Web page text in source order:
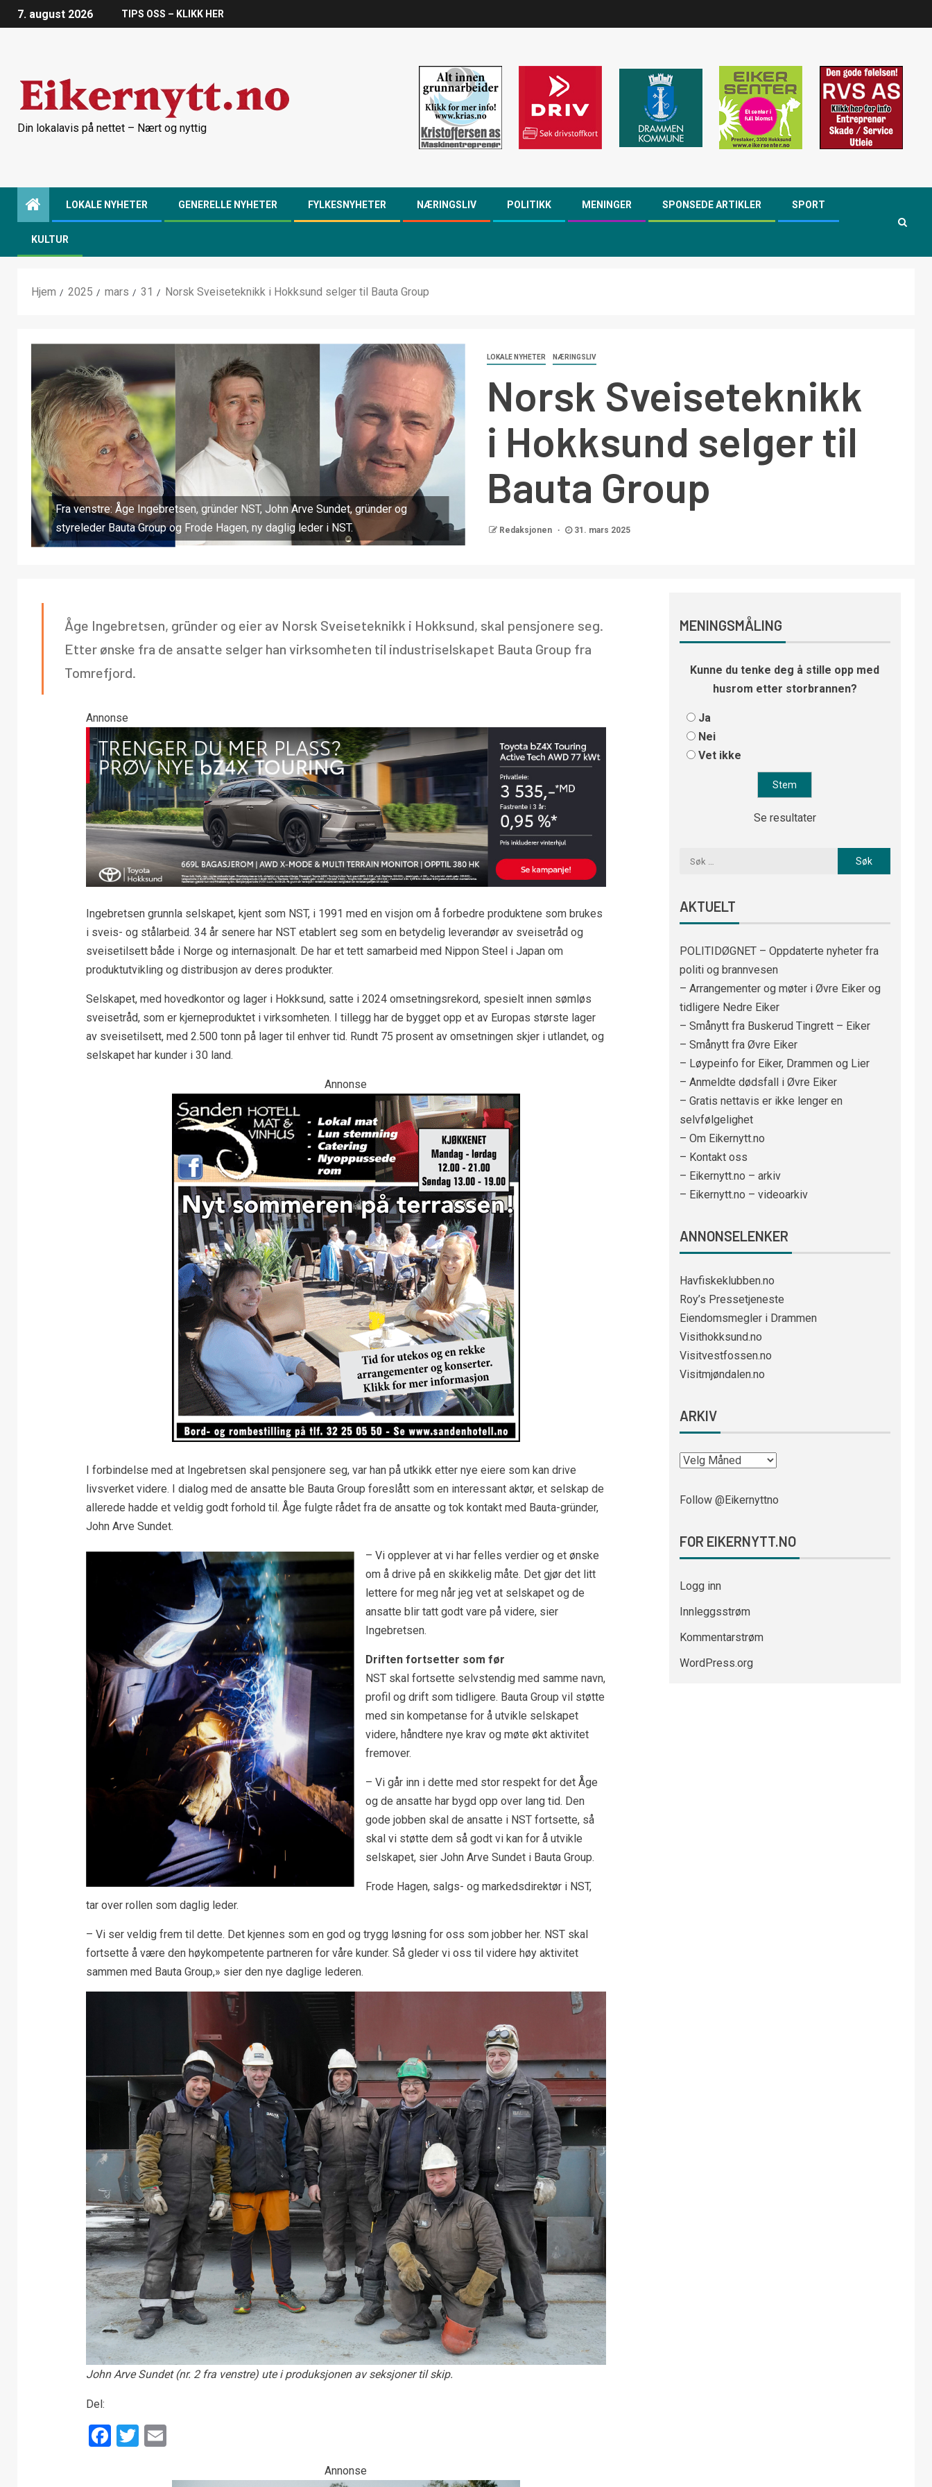
7. august 2026 TIPS OSS – KLIKK HER
Din lokalavis på nettet – Nært og nyttig
LOKALE NYHETER GENERELLE NYHETER FYLKESNYHETER NÆRINGSLIV POLITIKK MENINGER SPONSEDE ARTIKLER SPORT
KULTUR
Hjem 2025 mars 31 Norsk Sveiseteknikk i Hokksund selger til Bauta Group
Fra venstre: Åge Ingebretsen, gründer NST, John Arve Sundet, gründer og
styreleder Bauta Group og Frode Hagen, ny daglig leder i NST.
LOKALE NYHETER NÆRINGSLIV
Norsk Sveiseteknikk
i Hokksund selger til
Bauta Group
Redaksjonen 31. mars 2025
Åge Ingebretsen, gründer og eier av Norsk Sveiseteknikk i Hokksund, skal pensjonere seg.
Etter ønske fra de ansatte selger han virksomheten til industriselskapet Bauta Group fra
Tomrefjord.
Annonse
Ingebretsen grunnla selskapet, kjent som NST, i 1991 med en visjon om å forbedre produktene som brukes
i sveis- og stålarbeid. 34 år senere har NST etablert seg som en betydelig leverandør av sveisetråd og
sveisetilsett både i Norge og internasjonalt. De har et tett samarbeid med Nippon Steel i Japan om
produktutvikling og distribusjon av deres produkter.
Selskapet, med hovedkontor og lager i Hokksund, satte i 2024 omsetningsrekord, spesielt innen sømløs
sveisetråd, som er kjerneproduktet i virksomheten. I tillegg har de bygget opp et av Europas største lager
av sveisetilsett, med 2.500 tonn på lager til enhver tid. Rundt 75 prosent av omsetningen skjer i utlandet, og
selskapet har kunder i 30 land.
Annonse
I forbindelse med at Ingebretsen skal pensjonere seg, var han på utkikk etter nye eiere som kan drive
livsverket videre. I dialog med de ansatte ble Bauta Group foreslått som en interessant aktør, et selskap de
allerede hadde et veldig godt forhold til. Åge fulgte rådet fra de ansatte og tok kontakt med Bauta-gründer,
John Arve Sundet.
– Vi opplever at vi har felles verdier og et ønske
om å drive på en skikkelig måte. Det gjør det litt
lettere for meg når jeg vet at selskapet og de
ansatte blir tatt godt vare på videre, sier
Ingebretsen.
Driften fortsetter som før
NST skal fortsette selvstendig med samme navn,
profil og drift som tidligere. Bauta Group vil støtte
med sin kompetanse for å utvikle selskapet
videre, håndtere nye krav og møte økt aktivitet
fremover.
– Vi går inn i dette med stor respekt for det Åge
og de ansatte har bygd opp over lang tid. Den
gode jobben skal de ansatte i NST fortsette, så
skal vi støtte dem så godt vi kan for å utvikle
selskapet, sier John Arve Sundet i Bauta Group.
Frode Hagen, salgs- og markedsdirektør i NST,
tar over rollen som daglig leder.
– Vi ser veldig frem til dette. Det kjennes som en god og trygg løsning for oss som jobber her. NST skal
fortsette å være den høykompetente partneren for våre kunder. Så gleder vi oss til videre høy aktivitet
sammen med Bauta Group,» sier den nye daglige lederen.
John Arve Sundet (nr. 2 fra venstre) ute i produksjonen av seksjoner til skip.
Del:
Facebook
Twitter
Email
Annonse
MENINGSMÅLING
Kunne du tenke deg å stille opp med
husrom etter storbrannen?
Ja
Nei
Vet ikke
Se resultater
AKTUELT
POLITIDØGNET – Oppdaterte nyheter fra
politi og brannvesen
– Arrangementer og møter i Øvre Eiker og
tidligere Nedre Eiker
– Smånytt fra Buskerud Tingrett – Eiker
– Smånytt fra Øvre Eiker
– Løypeinfo for Eiker, Drammen og Lier
– Anmeldte dødsfall i Øvre Eiker
– Gratis nettavis er ikke lenger en
selvfølgelighet
– Om Eikernytt.no
– Kontakt oss
– Eikernytt.no – arkiv
– Eikernytt.no – videoarkiv
ANNONSELENKER
Havfiskeklubben.no
Roy’s Pressetjeneste
Eiendomsmegler i Drammen
Visithokksund.no
Visitvestfossen.no
Visitmjøndalen.no
ARKIV
Follow @Eikernyttno
FOR EIKERNYTT.NO
Logg inn
Innleggsstrøm
Kommentarstrøm
WordPress.org